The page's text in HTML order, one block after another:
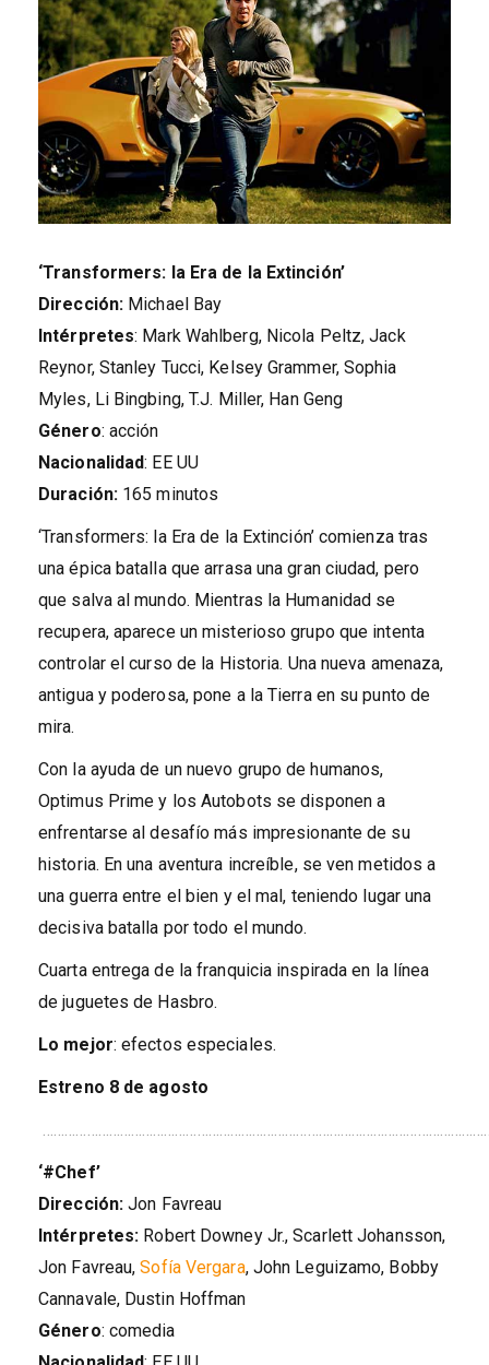
‘Transformers: la Era de la Extinción’
Dirección: Michael Bay
Intérpretes: Mark Wahlberg, Nicola Peltz, Jack
Reynor, Stanley Tucci, Kelsey Grammer, Sophia
Myles, Li Bingbing, T.J. Miller, Han Geng
Género: acción
Nacionalidad: EE UU
Duración:165 minutos
‘Transformers: la Era de la Extinción’ comienza tras
una épica batalla que arrasa una gran ciudad, pero
que salva al mundo. Mientras la Humanidad se
recupera, aparece un misterioso grupo que intenta
controlar el curso de la Historia. Una nueva amenaza,
antigua y poderosa, pone a la Tierra en su punto de
mira.
Con la ayuda de un nuevo grupo de humanos,
Optimus Prime y los Autobots se disponen a
enfrentarse al desafío más impresionante de su
historia. En una aventura increíble, se ven metidos a
una guerra entre el bien y el mal, teniendo lugar una
decisiva batalla por todo el mundo.
Cuarta entrega de la franquicia inspirada en la línea
de juguetes de Hasbro.
Lo mejor: efectos especiales.
Estreno 8 de agosto
‘#Chef’
Dirección: Jon Favreau
Intérpretes: Robert Downey Jr., Scarlett Johansson,
Jon Favreau,Sofía Vergara, John Leguizamo, Bobby
Cannavale, Dustin Hoffman
Género: comedia